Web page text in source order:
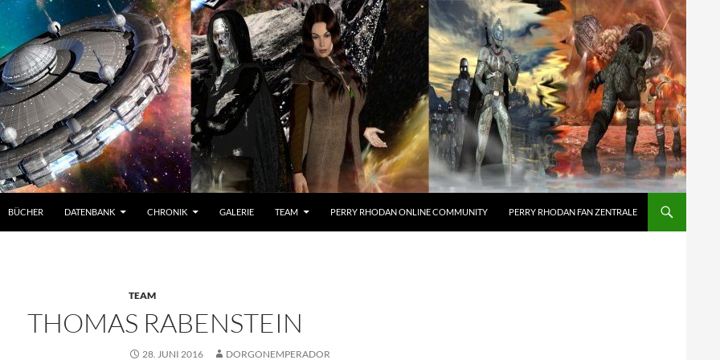
BÜCHER DATENBANK CHRONIK GALERIE TEAM PERRY RHODAN ONLINE COMMUNITY PERRY RHODAN FAN ZENTRALE
TEAM
THOMAS RABENSTEIN
28. JUNI 2016 DORGONEMPERADOR